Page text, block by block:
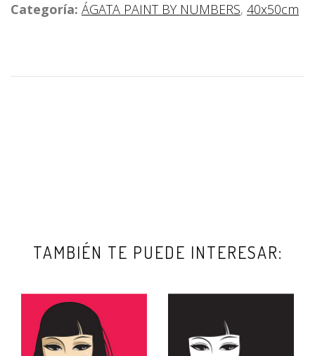
Categoría: ÁGATA PAINT BY NUMBERS, 40x50cm
TAMBIÉN TE PUEDE INTERESAR: